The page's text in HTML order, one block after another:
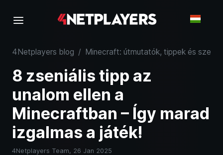
4Netplayers blog / Minecraft: útmutatók, tippek és
8 zseniális tipp az
unalom ellen a
Minecraftban – Így marad
izgalmas a játék!
4Netplayers Team, 26 Jan 2025